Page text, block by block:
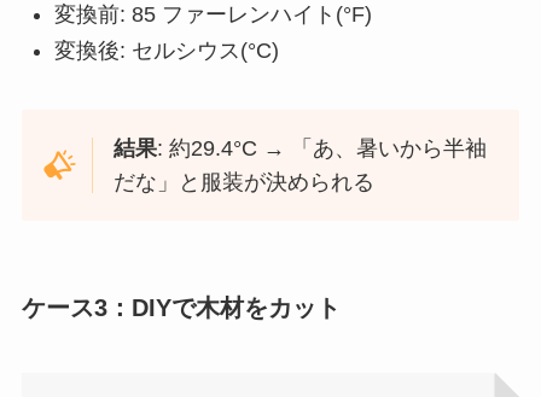
変換前: 85 ファーレンハイト(°F)
変換後: セルシウス(°C)
結果: 約29.4°C → 「あ、暑いから半袖
だな」と服装が決められる
ケース3：DIYで木材をカット